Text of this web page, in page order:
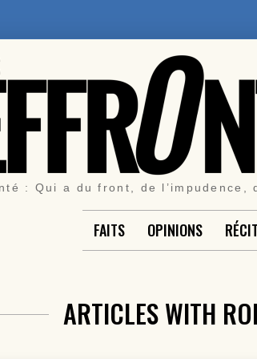
: Qui a du front, de l’impudence,
FAITS OPINIONS
ARTICLES WITH